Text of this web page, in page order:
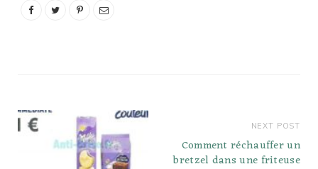
NEXT POST
Comment réchauffer un
bretzel dans une friteuse